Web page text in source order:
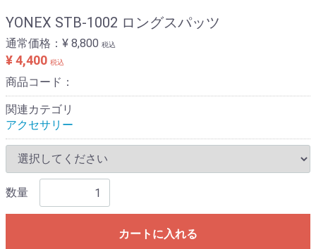
YONEX STB-1002 ロングスパッツ
通常価格： ¥ 8,800 税込
¥ 4,400 税込
商品コード：
関連カテゴリ
アクセサリー
数量
カートに入れる